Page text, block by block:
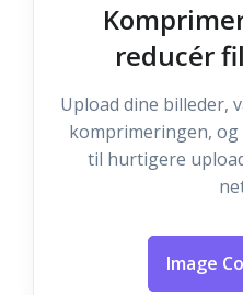
reducér
Upload dine billeder,
komprimeringen,
til hurtigere
Image